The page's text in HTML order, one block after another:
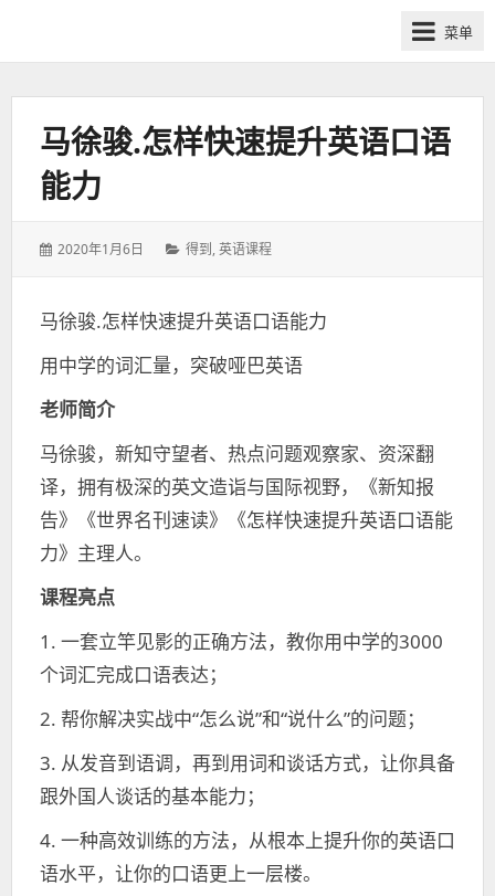
筹
菜单
马徐骏.怎样快速提升英语口语
能力
发
2020年1月6日
分
得到 ,英语课程
马徐骏.怎样快速提升英语口语能力
用中学的词汇量，突破哑巴英语
老师简介
马徐骏，新知守望者、热点问题观察家、资深翻
译，拥有极深的英文造诣与国际视野，《新知报
告》《世界名刊速读》《怎样快速提升英语口语能
力》主理人。
课程亮点
1. 一套立竿见影的正确方法，教你用中学的3000
个词汇完成口语表达；
2. 帮你解决实战中“怎么说”和“说什么”的问题；
3. 从发音到语调，再到用词和谈话方式，让你具备
跟外国人谈话的基本能力；
4. 一种高效训练的方法，从根本上提升你的英语口
语水平，让你的口语更上一层楼。